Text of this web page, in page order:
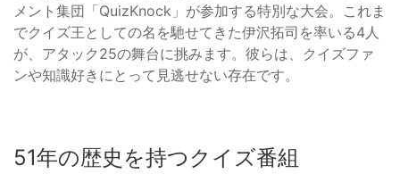
メント集団「QuizKnock」が参加する特別な大会。これま
でクイズ王としての名を馳せてきた伊沢拓司を率いる4人
が、アタック25の舞台に挑みます。彼らは、クイズファ
ンや知識好きにとって見逃せない存在です。
51年の歴史を持つクイズ番組